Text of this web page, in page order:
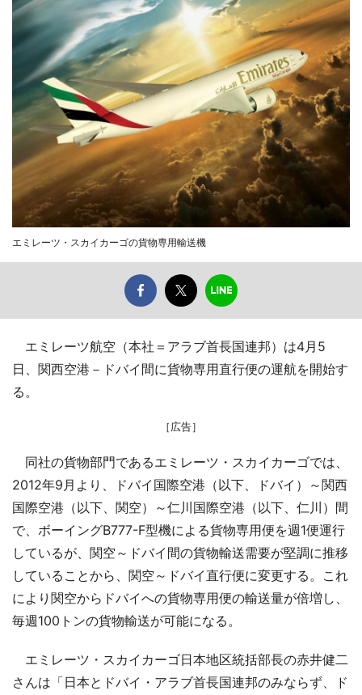
エミレーツ・スカイカーゴの貨物専用輸送機
エミレーツ航空（本社＝アラブ首長国連邦）は4月5
日、関西空港－ドバイ間に貨物専用直行便の運航を開始す
る。
［広告］
同社の貨物部門であるエミレーツ・スカイカーゴでは、
2012年9月より、ドバイ国際空港（以下、ドバイ）～関西
国際空港（以下、関空）～仁川国際空港（以下、仁川）間
で、ボーイングB777-F型機による貨物専用便を週1便運行
しているが、関空～ドバイ間の貨物輸送需要が堅調に推移
していることから、関空～ドバイ直行便に変更する。これ
により関空からドバイへの貨物専用便の輸送量が倍増し、
毎週100トンの貨物輸送が可能になる。
エミレーツ・スカイカーゴ日本地区統括部長の赤井健二
さんは「日本とドバイ・アラブ首長国連邦のみならず、ド